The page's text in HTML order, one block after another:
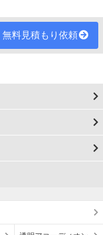
無料見積もり依頼